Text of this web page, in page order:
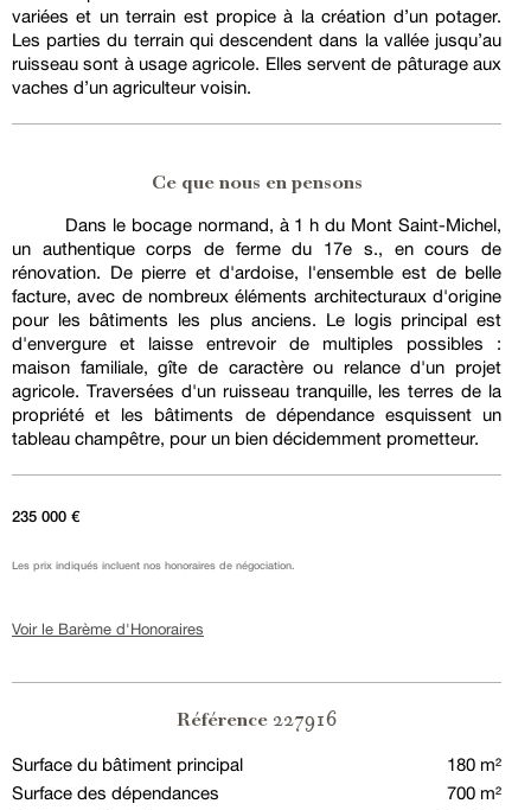
variées et un terrain est propice à la création d’un potager.
Les parties du terrain qui descendent dans la vallée jusqu’au
ruisseau sont à usage agricole. Elles servent de pâturage aux
vaches d’un agriculteur voisin.
Ce que nous en pensons
Dans le bocage normand, à 1 h du Mont Saint-Michel,
un authentique corps de ferme du 17e s., en cours de
rénovation. De pierre et d'ardoise, l'ensemble est de belle
facture, avec de nombreux éléments architecturaux d'origine
pour les bâtiments les plus anciens. Le logis principal est
d'envergure et laisse entrevoir de multiples possibles :
maison familiale, gîte de caractère ou relance d'un projet
agricole. Traversées d'un ruisseau tranquille, les terres de la
propriété et les bâtiments de dépendance esquissent un
tableau champêtre, pour un bien décidemment prometteur.
235 000 €
Les prix indiqués incluent nos honoraires de négociation.
Voir le Barème d'Honoraires
Référence 227916
Surface du bâtiment principal
180 m²
Surface des dépendances
700 m²